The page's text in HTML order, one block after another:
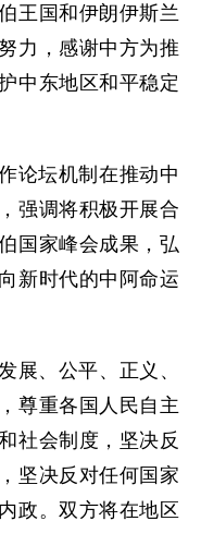
王国和伊朗伊斯兰
力，感谢中方为推
中东地区和平稳定
论坛机制在推动中
强调将积极开展合
国家峰会成果，弘
新时代的中阿命运
展、公平、正义、
尊重各国人民自主
社会制度，坚决反
坚决反对任何国家
政。双方将在地区